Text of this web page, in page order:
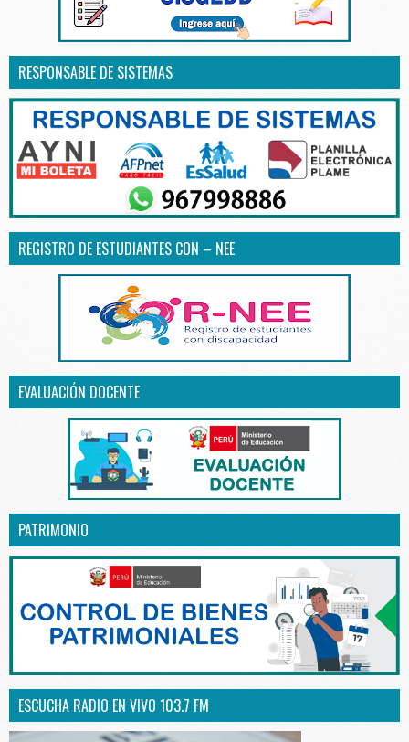
RESPONSABLE DE SISTEMAS
REGISTRO DE ESTUDIANTES CON – NEE
EVALUACIÓN DOCENTE
PATRIMONIO
ESCUCHA RADIO EN VIVO 103.7 FM